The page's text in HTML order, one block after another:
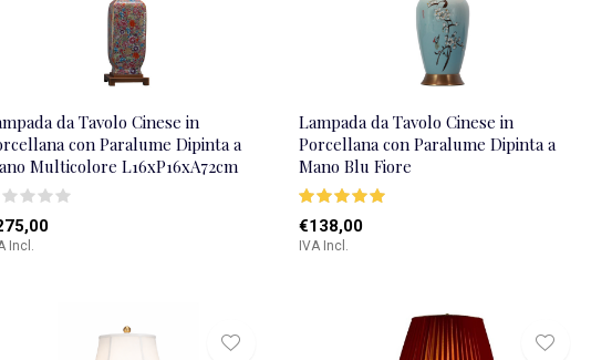
da Tavolo Cinese in
con Paralume Dipinta a
Multicolore L16xP16xA72cm
Incl.
Lampada da Tavolo Cinese in
Porcellana con Paralume Dipinta a
Mano Blu Fiore
€138,00
IVA Incl.